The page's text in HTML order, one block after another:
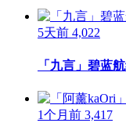
5天前 4,022
「九言」碧蓝
1个月前 3,417